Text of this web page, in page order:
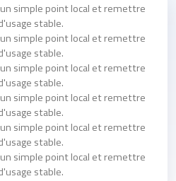
simple point local et remettre
stable.
simple point local et remettre
stable.
simple point local et remettre
stable.
simple point local et remettre
stable.
simple point local et remettre
stable.
simple point local et remettre
stable.